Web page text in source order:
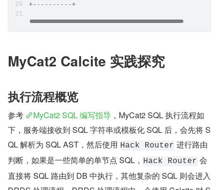
+----------+
MyCat2 Calcite 实践探究
执行流程概览
参考 MyCat2 SQL 编写指导 ，MyCat2 SQL 执行流程如
下，服务端接收到 SQL 字符串或模板化 SQL 后，会先将 S
QL 解析为 SQL AST，然后使用 Hack Router 进行路由
判断，如果是一些简单的单节点 SQL， Hack Router 会
直接将 SQL 路由到 DB 中执行，其他复杂的 SQL 则会进入